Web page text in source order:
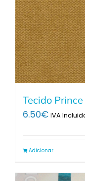
Tecido
6.50€ IVA
Adicionar